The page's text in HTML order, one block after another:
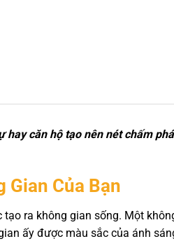
căn hộ tạo nên nét chấm
Gian Của Bạn
ra không gian sống. Một
ấy được màu sắc của ánh